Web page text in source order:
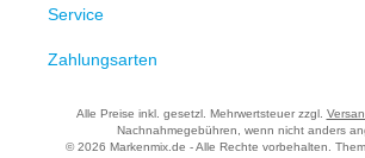
Service
Zahlungsarten
Alle Preise inkl. gesetzl. Mehrwertsteuer zzgl.
Nachnahmegebühren, wenn nicht anders
© 2026 Markenmix.de - Alle Rechte vorbehalten.